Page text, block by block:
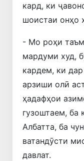
кард, ки
шоистаи онҳо
- Мо роҳи
мардуми худ,
кардем, ки
арзиши олӣ
ҳадафҳои
гузоштаем, ба
Албатта, ба
ватандӯсти
давлат.